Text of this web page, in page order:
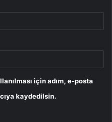
için adım, e-posta
kaydedilsin.